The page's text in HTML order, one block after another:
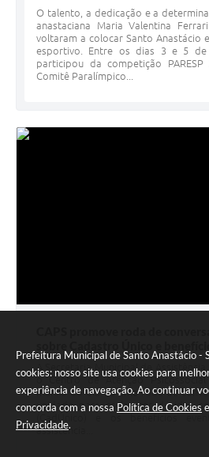
Prefeitura Municipal de Santo Anastácio -
cookies: nosso site usa cookies para
experiência de navegação. Ao continuar
concorda com a nossa Política de Cookies e
Privacidade.
O talento, a dedicação e a
anastaciana Maria Valentina
voltaram a colocar Santo Anastácio
esportivo. Entre os dias 3 e 5 de
participou da competição
Comitê Paralímpico...
A Secretaria Municipal de Assistência
o Centro de Atenção Psicossocial
manhã do dia 23 uma roda de
unidade para esclarecer dúvidas
(CadÚnico) e os benefícios
assistência...